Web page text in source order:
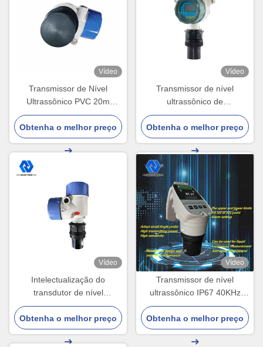
Vídeo
Transmissor de Nível
Ultrassônico PVC 20m
Medidor de Nível Líquido
Ultrassônico Alta Precisão
Obtenha o melhor preço
Vídeo
Transmissor de nível
ultrassônico de
monitoramento remoto Lake
Transmissor de nível de óleo
ultrassônico
Obtenha o melhor preço
Vídeo
Intelectualização do
transdutor de nível
ultrassônico IP65 com
display LCD
Obtenha o melhor preço
Vídeo
Transmissor de nível
ultrassônico IP67 40KHz
100KHz sensor de nível
ultrassônico para tanque de
água
Obtenha o melhor preço